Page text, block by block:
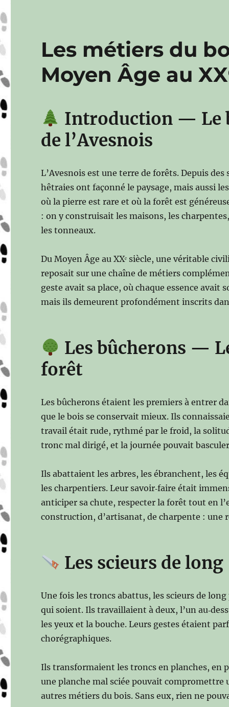
Les métiers du
Moyen Âge au
Introduction — Le
de l’Avesnois
L’Avesnois est une terre de forêts. Depuis
hêtraies ont façonné le paysage, mais aussi
où la pierre est rare et où la forêt est
: on y construisait les maisons, les
les tonneaux.
Du Moyen Âge au XXᵉ siècle, une véritable
reposait sur une chaîne de métiers
geste avait sa place, où chaque essence avait
mais ils demeurent profondément inscrits
Les bûcherons —
forêt
Les bûcherons étaient les premiers à entrer
que le bois se conservait mieux. Ils
travail était rude, rythmé par le froid, la
tronc mal dirigé, et la journée pouvait
Ils abattaient les arbres, les ébranchent, les
les charpentiers. Leur savoir‑faire était
anticiper sa chute, respecter la forêt tout en
construction, d’artisanat, de charpente :
Les scieurs de
Une fois les troncs abattus, les scieurs de
qui soient. Ils travaillaient à deux, l’un
les yeux et la bouche. Leurs gestes étaient
chorégraphiques.
Ils transformaient les troncs en planches, en
une planche mal sciée pouvait
autres métiers du bois. Sans eux, rien ne